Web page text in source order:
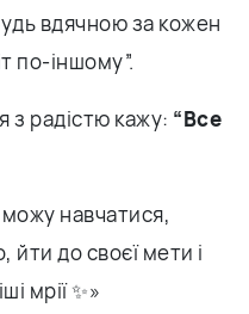
вдячною за кожен
по-іншому”.
з радістю кажу: “Все
можу навчатися,
йти до своєї мети і
мрії ✨»